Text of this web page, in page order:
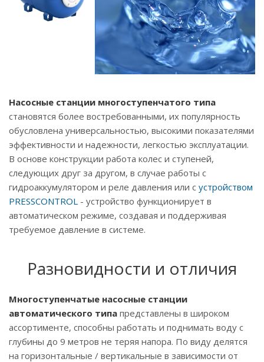
Насосные станции многоступенчатого типа
становятся более востребованными, их популярность
обусловлена универсальностью, высокими показателями
эффективности и надежности, легкостью эксплуатации.
В основе конструкции работа колес и ступеней,
следующих друг за другом, в случае работы с
гидроаккумулятором и реле давления или с устройством
PRESSCONTROL - устройство функционирует в
автоматическом режиме, создавая и поддерживая
требуемое давление в системе.
Разновидности и отличия
Многоступенчатые насосные станции
автоматического типа представлены в широком
ассортименте, способны работать и поднимать воду с
глубины до 9 метров не теряя напора. По виду делятся
на горизонтальные / вертикальные в зависимости от